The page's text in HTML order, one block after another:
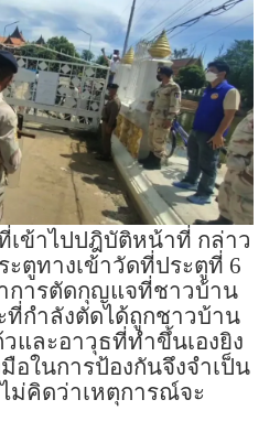
ข้าไปปฎิบัติหน้าที่ กล่าว
ตูทางเข้าวัดที่ประตูที่ 6
การตัดกุญแจที่ชาวบ้าน
กำลังตัดได้ถูกชาวบ้าน
และอาวุธที่ทำขึ้นเองยิง
อในการป้องกันจึงจำเป็น
ม่คิดว่าเหตุการณ์จะ